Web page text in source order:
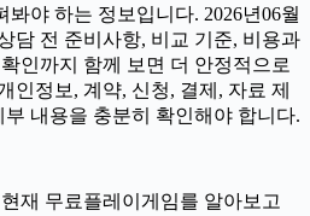
야 하는 정보입니다. 2026년06월
담 전 준비사항, 비교 기준, 비용과
인까지 함께 보면 더 안정적으로
인정보, 계약, 신청, 결제, 자료 제
내용을 충분히 확인해야 합니다.
재 무료플레이게임를 알아보고